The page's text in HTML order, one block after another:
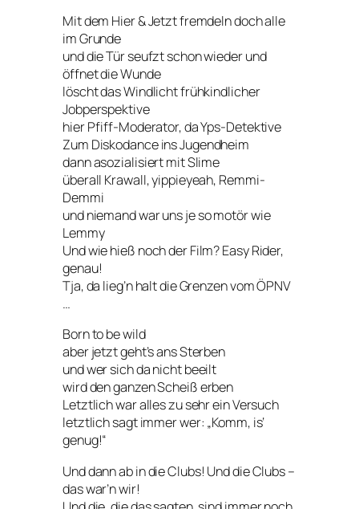
Mit dem Hier & Jetzt fremdeln doch alle
im Grunde
und die Tür seufzt schon wieder und
öffnet die Wunde
löscht das Windlicht frühkindlicher
Jobperspektive
hier Pfiff-Moderator, da Yps-Detektive
Zum Diskodance ins Jugendheim
dann asozialisiert mit Slime
überall Krawall, yippieyeah, Remmi-
Demmi
und niemand war uns je so motör wie
Lemmy
Und wie hieß noch der Film? Easy Rider,
genau!
Tja, da lieg’n halt die Grenzen vom ÖPNV
…
Born to be wild
aber jetzt geht’s ans Sterben
und wer sich da nicht beeilt
wird den ganzen Scheiß erben
Letztlich war alles zu sehr ein Versuch
letztlich sagt immer wer: „Komm, is‘
genug!“
Und dann ab in die Clubs! Und die Clubs –
das war’n wir!